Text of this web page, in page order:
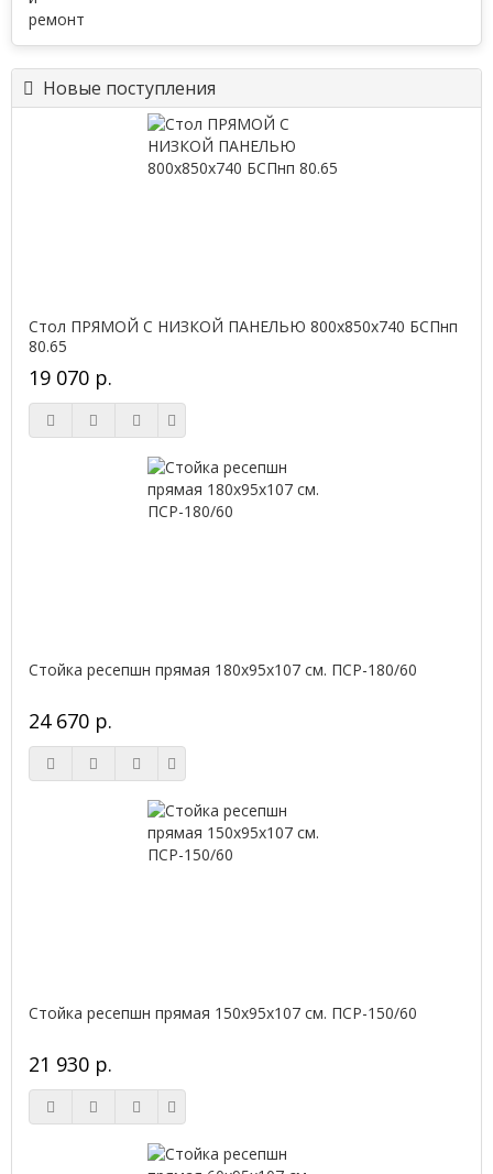
Новые поступления
Стол ПРЯМОЙ С НИЗКОЙ ПАНЕЛЬЮ 800х850х740 БСПнп
80.65
19 070 р.
Стойка ресепшн прямая 180х95х107 см. ПСР-180/60
24 670 р.
Стойка ресепшн прямая 150х95х107 см. ПСР-150/60
21 930 р.